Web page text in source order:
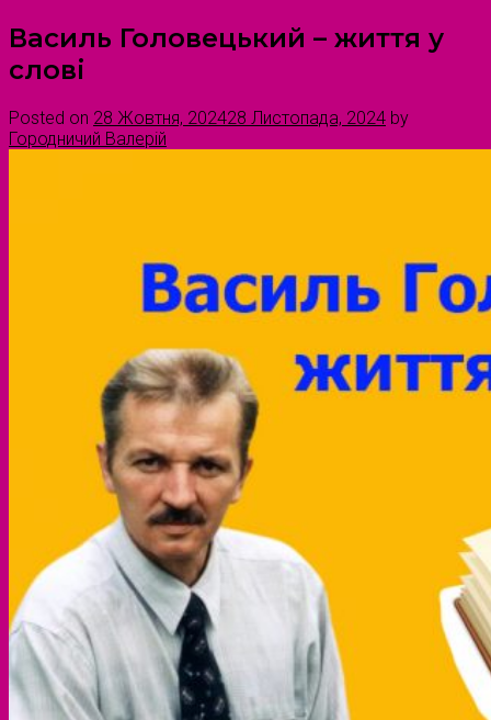
Василь Головецький – життя у
слові
Posted on 28 Жовтня, 202428 Листопада, 2024 by
Городничий Валерій